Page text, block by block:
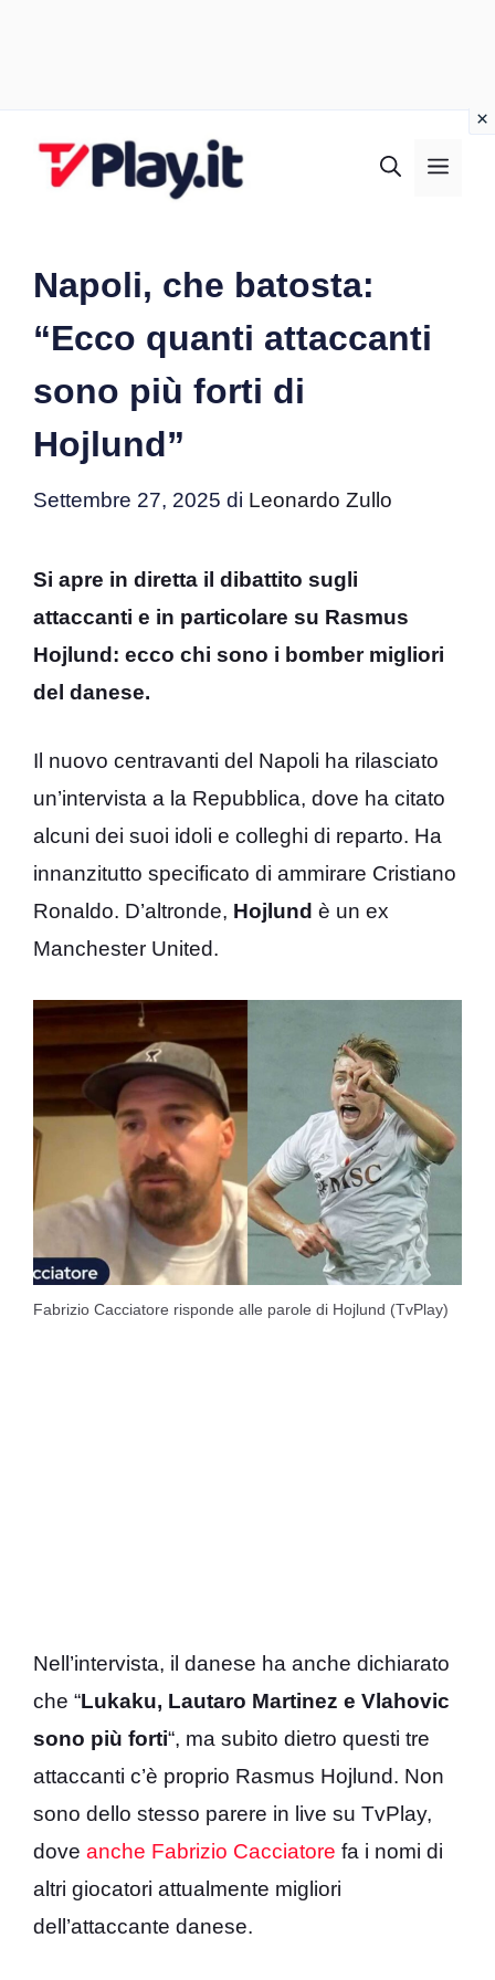
Napoli, che batosta:
“Ecco quanti attaccanti
sono più forti di
Hojlund”
Settembre 27, 2025 di Leonardo Zullo
Si apre in diretta il dibattito sugli
attaccanti e in particolare su Rasmus
Hojlund: ecco chi sono i bomber migliori
del danese.
Il nuovo centravanti del Napoli ha rilasciato
un’intervista a la Repubblica, dove ha citato
alcuni dei suoi idoli e colleghi di reparto. Ha
innanzitutto specificato di ammirare Cristiano
Ronaldo. D’altronde, Hojlund è un ex
Manchester United.
Fabrizio Cacciatore risponde alle parole di Hojlund (TvPlay)
Nell’intervista, il danese ha anche dichiarato
che “Lukaku, Lautaro Martinez e Vlahovic
sono più forti“, ma subito dietro questi tre
attaccanti c’è proprio Rasmus Hojlund. Non
sono dello stesso parere in live su TvPlay,
dove anche Fabrizio Cacciatore fa i nomi di
altri giocatori attualmente migliori
dell’attaccante danese.